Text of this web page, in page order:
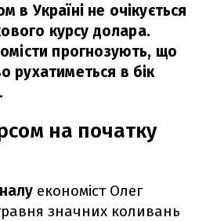
в Україні не очікується
курсу долара.
прогнозують, що
рухатиметься в бік
на початку
економіст Олег
значних коливань